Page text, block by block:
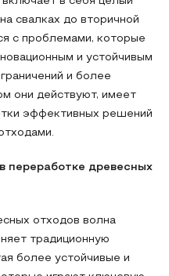
свалках до вторичной
с проблемами, которые
и устойчивым
и более
они действуют, имеет
эффективных решений
переработке древесных
отходов волна
традиционную
более устойчивые и